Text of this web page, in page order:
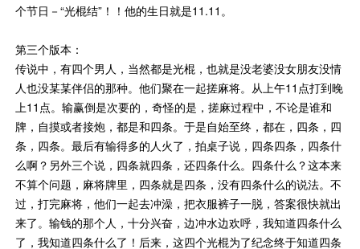
个节日－“光棍结”！！他的生日就是11.11。
第三个版本：
传说中，有四个男人，当然都是光棍，也就是没老婆没女朋友没情
人也没某某伴侣的那种。他们聚在一起搓麻将。从上午11点打到晚
上11点。输赢倒是次要的，奇怪的是，搓麻过程中，不论是谁和
牌，自摸或者接炮，都是和四条。于是自始至终，都在，四条，四
条，四条。最后有输得多的人火了，拍桌子说，四条四条，四条什
么啊？另外三个说，四条就四条，还四条什么。四条什么？这本来
不算个问题，麻将牌里，四条就是四条，没有四条什么的说法。不
过，打完麻将，他们一起去冲澡，把衣服裤子一脱，答案很快就出
来了。输钱的那个人，十分兴奋，边冲水边欢呼，我知道四条什么
了，我知道四条什么了！后来，这四个光棍为了纪念终于知道四条